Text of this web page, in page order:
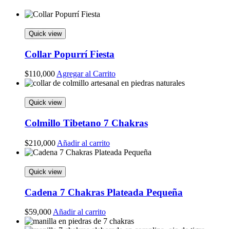
Quick view
Collar Popurrí Fiesta
$110,000Agregar al Carrito
Quick view
Colmillo Tibetano 7 Chakras
$210,000 Añadir al carrito
Quick view
Cadena 7 Chakras Plateada Pequeña
$59,000 Añadir al carrito